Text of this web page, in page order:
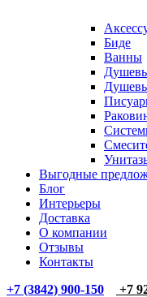
Биде
Ванны
Выгодные
Блог
Интерьеры
Доставка
О компании
Отзывы
Контакты
+7 (3842) 900-150
+7